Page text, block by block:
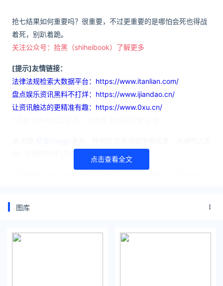
抢七结果如何重要吗？很重要，不过更重要的是哪怕会死也得战
着死，别趴着跪。
关注公众号：拾黑（shiheibook）了解更多
[提示]友情链接：
法律法规检索大数据平台：https://www.itanlian.com/
盘点娱乐资讯黑料不打烊：https://www.ijiandao.cn/
让资讯触达的更精准有趣：https://www.0xu.cn/
点击查看全文
图库